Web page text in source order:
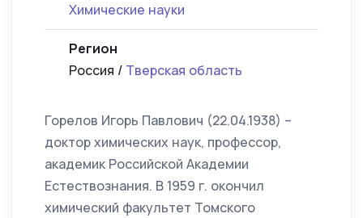
Химические науки
Регион
Россия / Тверская область
Горелов Игорь Павлович (22.04.1938) –
доктор химических наук, профессор,
академик Российской Академии
Естествознания. В 1959 г. окончил
химический факультет Томского